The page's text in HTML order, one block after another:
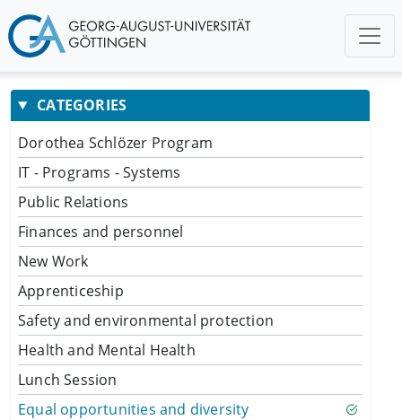
CATEGORIES
Dorothea Schlözer Program
IT - Programs - Systems
Public Relations
Finances and personnel
New Work
Apprenticeship
Safety and environmental protection
Health and Mental Health
Lunch Session
Equal opportunities and diversity